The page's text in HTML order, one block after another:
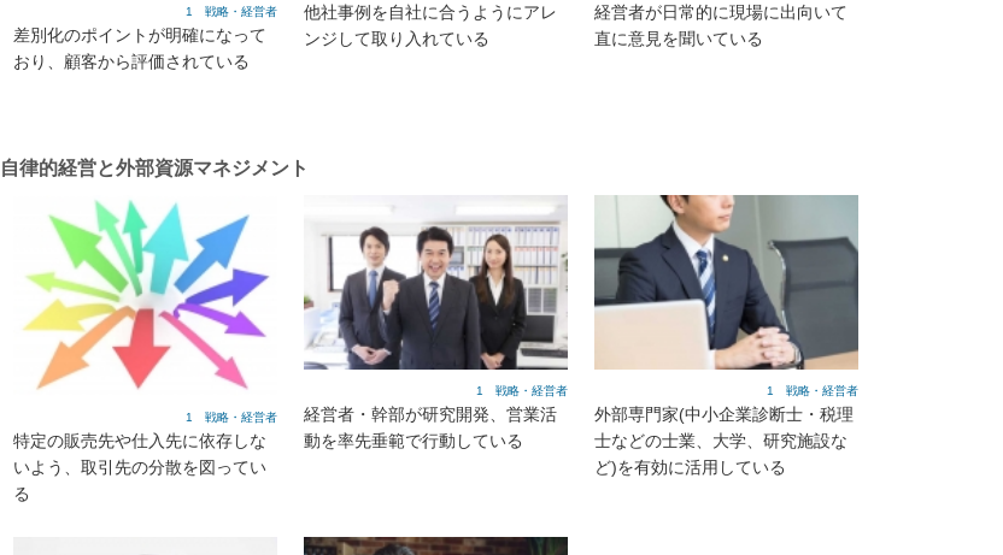
1 戦略・経営者
差別化のポイントが明確になって
おり、顧客から評価されている
他社事例を自社に合うようにアレ
ンジして取り入れている
経営者が日常的に現場に出向いて
直に意見を聞いている
自律的経営と外部資源マネジメント
1 戦略・経営者
特定の販売先や仕入先に依存しな
いよう、取引先の分散を図ってい
る
1 戦略・経営者
経営者・幹部が研究開発、営業活
動を率先垂範で行動している
1 戦略・経営者
外部専門家(中小企業診断士・税理
士などの士業、大学、研究施設な
ど)を有効に活用している